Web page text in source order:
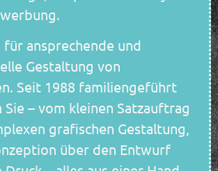
ansprechende und
Gestaltung von
Seit 1988 familiengeführt
Sie – vom kleinen Satzauftrag
grafischen Gestaltung,
über den Entwurf